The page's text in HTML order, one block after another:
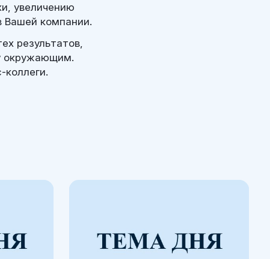
увеличению
Вашей компании.
результатов,
окружающим.